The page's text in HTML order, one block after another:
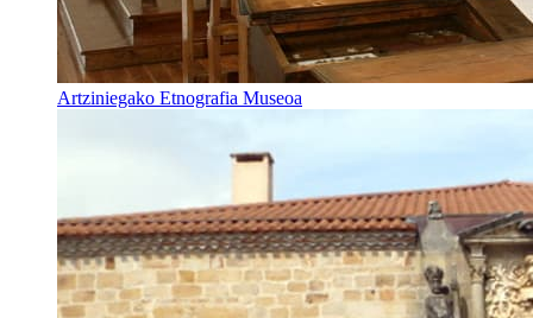
Artziniegako Etnografia Museoa